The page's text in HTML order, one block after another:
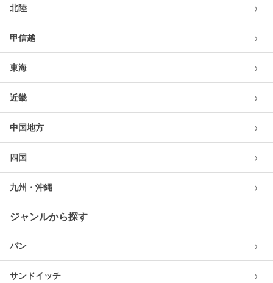
北陸 ›
甲信越 ›
東海 ›
近畿 ›
中国地方 ›
四国 ›
九州・沖縄 ›
ジャンルから探す
パン ›
サンドイッチ ›